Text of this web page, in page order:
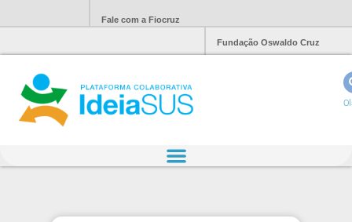
Fale com a Fiocruz
Fundação Oswaldo Cruz